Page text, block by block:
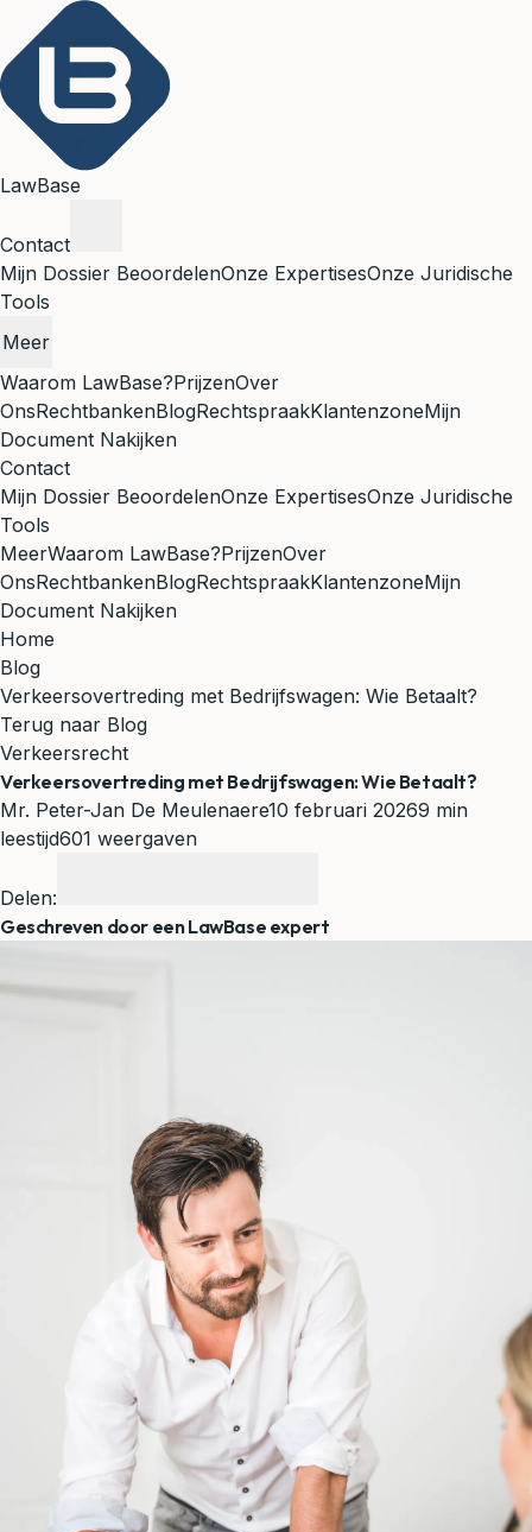
LawBase
Contact
Mijn Dossier BeoordelenOnze ExpertisesOnze Juridische
Tools
Meer
Waarom LawBase?PrijzenOver
OnsRechtbankenBlogRechtspraakKlantenzoneMijn
Document Nakijken
Contact
Mijn Dossier BeoordelenOnze ExpertisesOnze Juridische
Tools
MeerWaarom LawBase?PrijzenOver
OnsRechtbankenBlogRechtspraakKlantenzoneMijn
Document Nakijken
Home
Blog
Verkeersovertreding met Bedrijfswagen: Wie Betaalt?
Terug naar Blog
Verkeersrecht
Verkeersovertreding met Bedrijfswagen: Wie Betaalt?
Mr. Peter-Jan De Meulenaere10 februari 20269 min
leestijd601 weergaven
Delen:
Geschreven door een LawBase expert